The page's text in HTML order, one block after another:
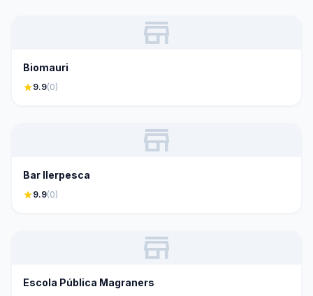
store
Biomauri
star9.9(0)
store
Bar Ilerpesca
star9.9(0)
store
Escola Pública Magraners